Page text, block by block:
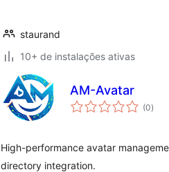
staurand
10+ de instalações ativas
AM-Avatar
(0total
de
)
High-performance avatar
directory integration.